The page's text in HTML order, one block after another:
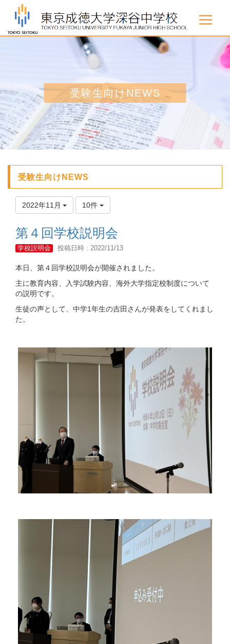
受験生向けNEWS
受験生向けNEWS
2022年11月 10件
第４回学校説明会
学校説明会 投稿日時 : 2022/11/13
本日、第４回学校説明会が開催されました。
主に教育内容、入学試験内容、海外大学指定校制度について
の説明です。
生徒の声として、中学1年生の吉田さんが発表をしてくれまし
た。